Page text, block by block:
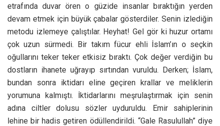
etrafında duvar ören o güzide insanlar bıraktığın yerden
devam etmek için büyük çabalar gösterdiler. Senin izlediğin
metodu izlemeye çalıştılar. Heyhat! Gel gör ki huzur ortamı
çok uzun sürmedi. Bir takım fücur ehli İslam’ın o seçkin
oğullarını teker teker etkisiz bıraktı. Çok değer verdiğin bu
dostların ihanete uğrayıp sırtından vuruldu. Derken; İslam,
bundan sonra iktidarı eline geçiren krallar ve meliklerin
yorumuna kalmıştı. İktidarlarını meşrulaştırmak için senin
adına ciltler dolusu sözler uyduruldu. Emir sahiplerinin
lehine bir hadis getiren ödüllendirildi. “Gale Rasulullah” diye